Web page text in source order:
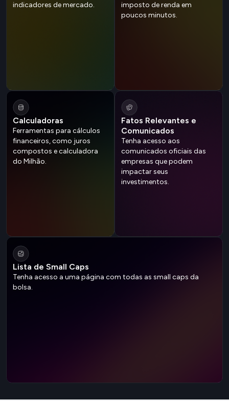
indicadores de mercado.
imposto de renda em
poucos minutos.
Calculadoras
Ferramentas para cálculos
financeiros, como juros
compostos e calculadora
do Milhão.
Fatos Relevantes e
Comunicados
Tenha acesso aos
comunicados oficiais das
empresas que podem
impactar seus
investimentos.
Lista de Small Caps
Tenha acesso a uma página com todas as small caps da
bolsa.